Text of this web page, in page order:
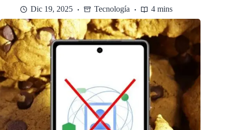
Dic 19, 2025 Tecnología 4 mins